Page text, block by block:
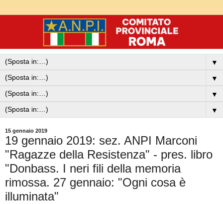
▼
▼
▼
▼
15 gennaio 2019
19 gennaio 2019: sez. ANPI Marconi
"Ragazze della Resistenza" - pres. libro
"Donbass. I neri fili della memoria
rimossa. 27 gennaio: "Ogni cosa è
illuminata"